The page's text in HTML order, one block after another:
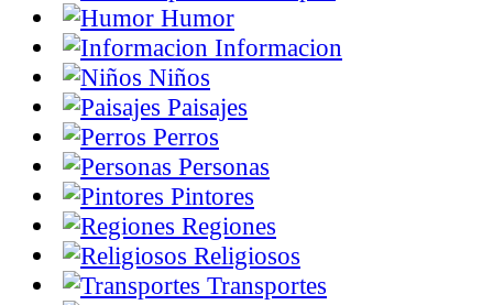
Humor
Informacion
Niños
Paisajes
Perros
Personas
Pintores
Regiones
Religiosos
Transportes